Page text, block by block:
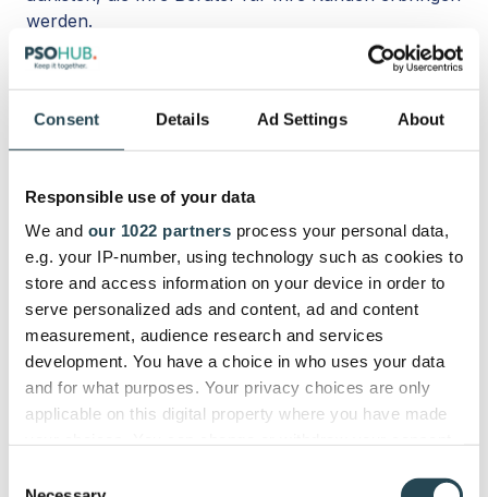
Consent Details Ad Settings About
Responsible use of your data
We and our 1022 partners process your personal data,
e.g. your IP-number, using technology such as cookies to
store and access information on your device in order to
serve personalized ads and content, ad and content
measurement, audience research and services
development. You have a choice in who uses your data
and for what purposes. Your privacy choices are only
applicable on this digital property where you have made
the Privacy trigger icon.
werden.
3. Nutzenversprechen
Die Identifizierung Ihres Wertversprechens ist einer
der ersten Schritte beim Aufbau eines
Möglichkeit, das Wertversprechen zu überprüfen
und gegebenenfalls zu optimieren oder sogar zu
überarbeiten.
Sie müssen sich über die spezifischen Vorteile, die
Ihre Kunden von Ihren Dienstleistungen erwarten
können, absolut im Klaren sein.
Dies ist auch eine Gelegenheit, Ihr(e)
Unterscheidungsmerkmal(e) zu verfeinern, damit
Ihre Kunden und alle Mitarbeiter im Team genau